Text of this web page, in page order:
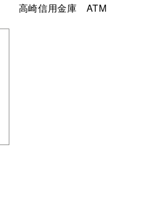
高崎信用金庫 ATM